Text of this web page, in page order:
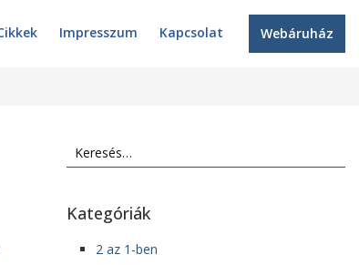
Impresszum Kapcsolat Webáruház
Keresés:
Kategóriák
2 az 1-ben